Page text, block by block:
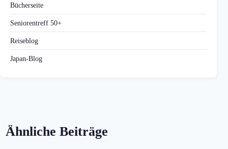
Bücherseite
Seniorentreff 50+
Reiseblog
Japan-Blog
Ähnliche Beiträge